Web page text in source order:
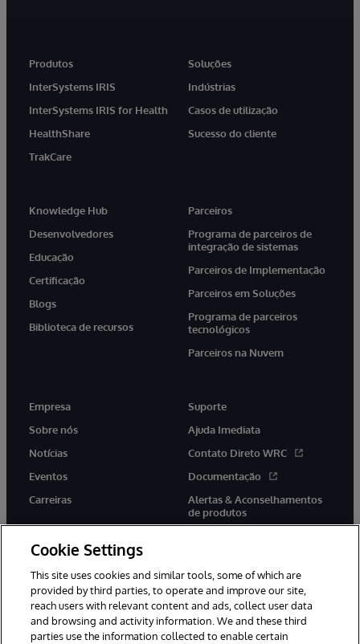
Produtos
InterSystems IRIS
InterSystems IRIS for Health
HealthShare
TrakCare
Soluções
Indústrias
Casos de utilização
Sucesso do cliente
Knowledge Hub
Desenvolvedores
Educação
Certificação
Blogs
Biblioteca de recursos
Parceiros
Programa de parceiros de
integração de sistemas
Parceiros de Implementação
Parceiros em Soluções
Programa de parceiros
tecnológicos
Parceiros na Nuvem
Empresa
Sobre nós
Notícias
Eventos
Carreiras
Suporte
Ajuda Imediata
Contato Direto WRC
Documentação
Alertas & Aconselhamentos
de produtos
twitter youtubefacebooklinkedin
Cookie Settings
This site uses cookies and similar tools, some of which are
provided by third parties, to operate and improve our site,
reach users with relevant content and ads, collect user data
and browsing and activity information. We and these third
parties use the information collected to enable certain